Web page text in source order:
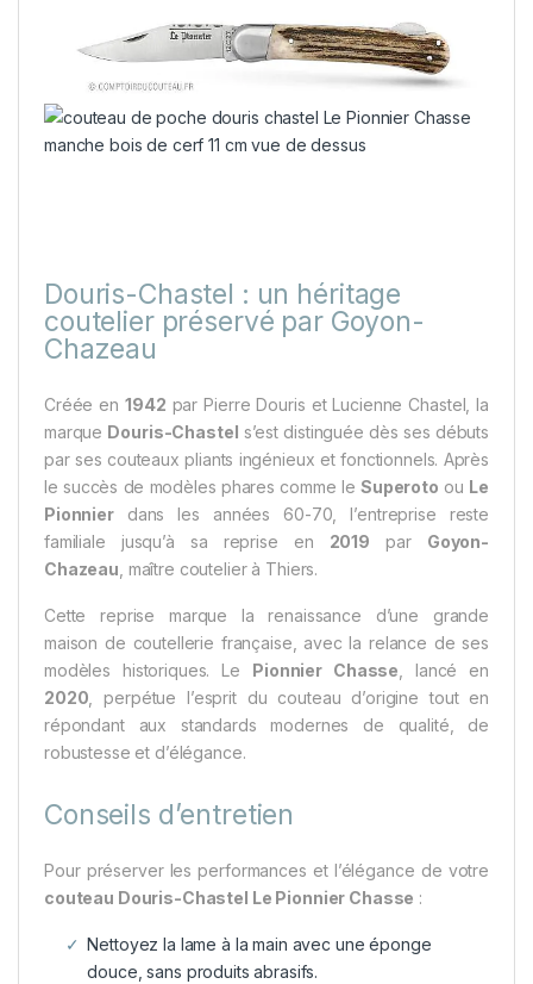
Douris-Chastel : un héritage
coutelier préservé par Goyon-
Chazeau
Créée en1942 par Pierre Douris et Lucienne Chastel, la
marque Douris-Chastel s’est distinguée dès ses débuts
par ses couteaux pliants ingénieux et fonctionnels. Après
le succès de modèles phares comme leSuperoto ou Le
Pionnierdans les années 60-70, l’entreprise reste
familiale jusqu’à sa reprise en 2019 par Goyon-
Chazeau , maître coutelier à Thiers.
Cette reprise marque la renaissance d’une grande
maison de coutellerie française, avec la relance de ses
modèles historiques. Le Pionnier Chasse , lancé en
2020 , perpétue l’esprit du couteau d’origine tout en
répondant aux standards modernes de qualité, de
robustesse et d’élégance.
Conseils d’entretien
Pour préserver les performances et l’élégance de votre
couteau Douris-Chastel Le Pionnier Chasse :
Nettoyez la lame à la main avec une éponge
douce, sans produits abrasifs.